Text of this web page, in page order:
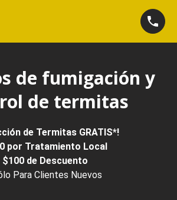
de fumigación y
de termitas
de Termitas GRATIS*!
por Tratamiento Local
$100 de Descuento
Para Clientes Nuevos